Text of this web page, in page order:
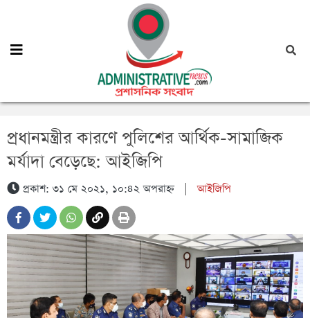
প্রধানমন্ত্রীর কারণে পুলিশের আর্থিক-সামাজিক
মর্যাদা বেড়েছে: আইজিপি
প্রকাশ: ৩১ মে ২০২১, ১০:৪২ অপরাহ্ন|আইজিপি